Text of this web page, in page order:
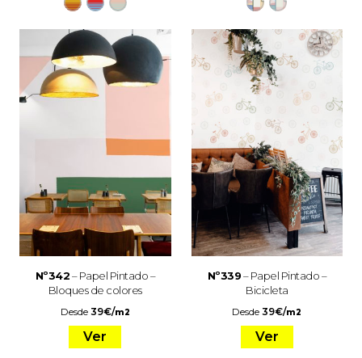
Nº342– Papel Pintado –
Bloques de colores
Desde 39€/m2
Ver
Nº339– Papel Pintado –
Bicicleta
Desde39€/m2
Ver